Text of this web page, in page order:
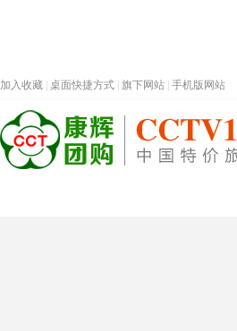
加入收藏 桌面快捷方式 旗下网站 手机版网站